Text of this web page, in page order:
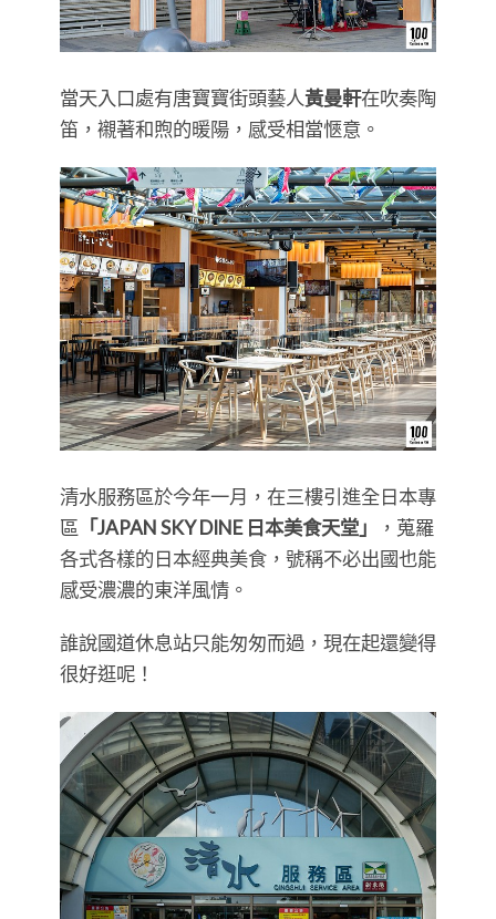
當天入口處有唐寶寶街頭藝人黃曼軒在吹奏陶
笛，襯著和煦的暖陽，感受相當愜意。
清水服務區於今年一月，在三樓引進全日本專
區 「JAPAN SKY DINE 日本美食天堂」
，蒐羅
各式各樣的日本經典美食，號稱不必出國也能
感受濃濃的東洋風情。
誰說國道休息站只能匆匆而過，現在起還變得
很好逛呢！